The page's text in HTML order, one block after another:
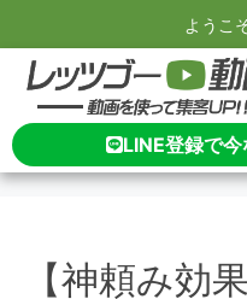
ようこ
LINE登録で今
【神頼み効果